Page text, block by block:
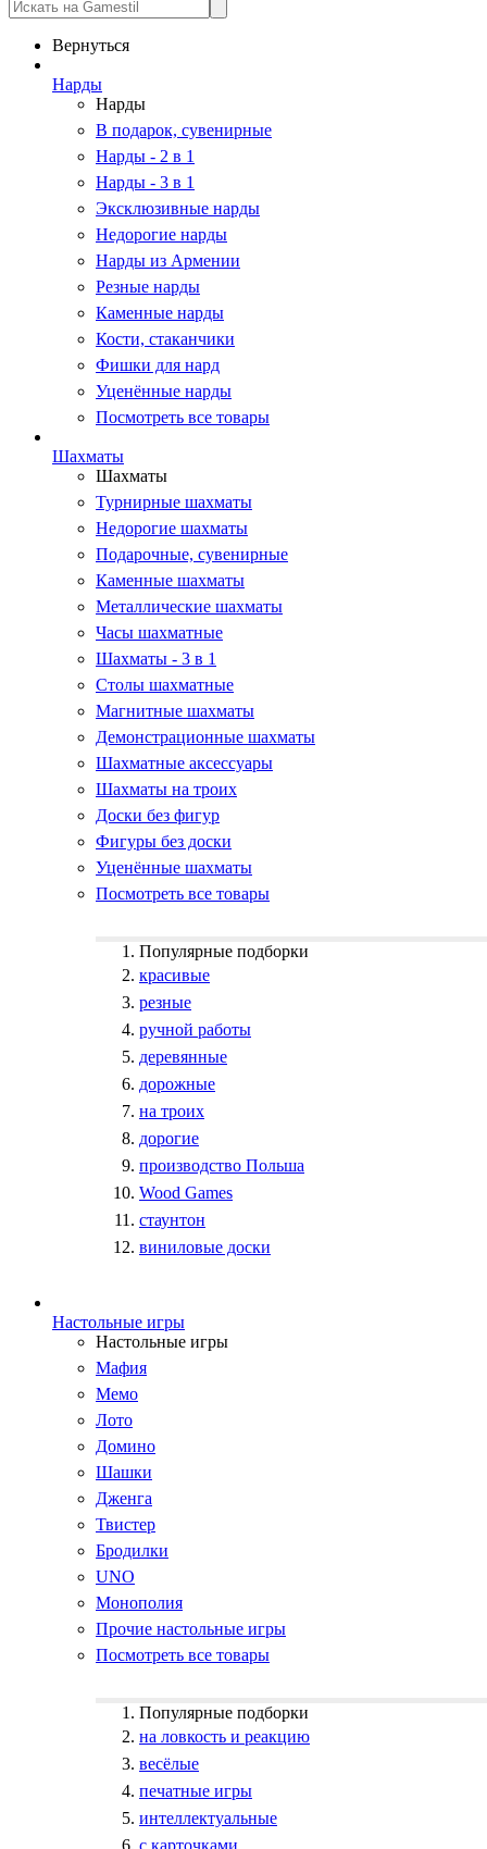
Вернуться
Нарды
Нарды
В подарок, сувенирные
Нарды - 2 в 1
Нарды - 3 в 1
Эксклюзивные нарды
Недорогие нарды
Нарды из Армении
Резные нарды
Каменные нарды
Кости, стаканчики
Фишки для нард
Уценённые нарды
Посмотреть все товары
Шахматы
Шахматы
Турнирные шахматы
Недорогие шахматы
Подарочные, сувенирные
Каменные шахматы
Металлические шахматы
Часы шахматные
Шахматы - 3 в 1
Столы шахматные
Магнитные шахматы
Демонстрационные шахматы
Шахматные аксессуары
Шахматы на троих
Доски без фигур
Фигуры без доски
Уценённые шахматы
Посмотреть все товары
Популярные подборки
красивые
резные
ручной работы
деревянные
дорожные
на троих
дорогие
производство Польша
Wood Games
стаунтон
виниловые доски
Настольные игры
Настольные игры
Мафия
Мемо
Лото
Домино
Шашки
Дженга
Твистер
Бродилки
UNO
Монополия
Прочие настольные игры
Посмотреть все товары
Популярные подборки
на ловкость и реакцию
весёлые
печатные игры
интеллектуальные